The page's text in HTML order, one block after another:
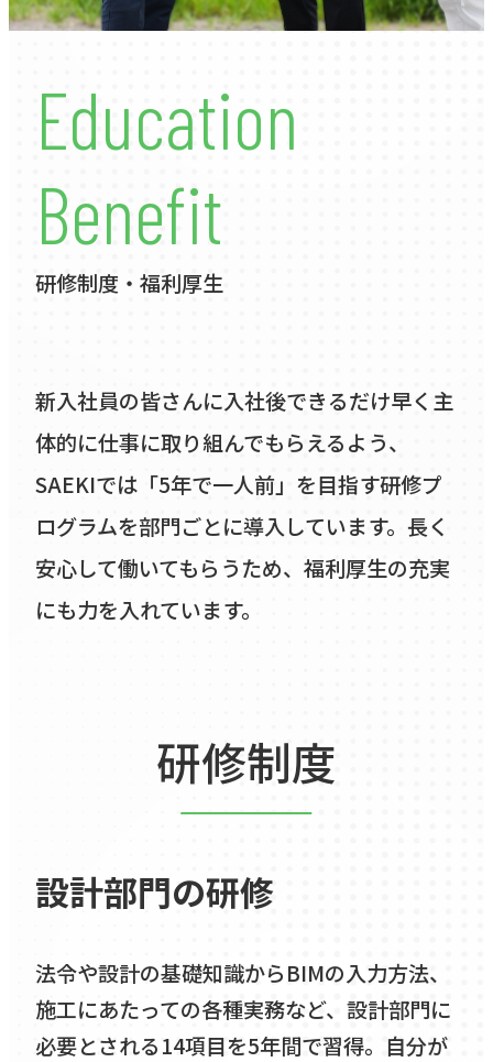
SAEKIの人
施工管理
Interview02
意匠設計
Interview03
Interview05
一般事務
SAEKIの環境
Education&
SAEKIの最新情報
Recruit
SAEKIの採用
エントリーはこちらから！
ENTRY
Education
Benefit
研修制度・福利厚生
新入社員の皆さんに入社後できるだけ早く主
体的に仕事に取り組んでもらえるよう、
SAEKIでは「5年で一人前」を目指す研修プ
ログラムを部門ごとに導入しています。長く
安心して働いてもらうため、福利厚生の充実
にも力を入れています。
研修制度
設計部門の研修
法令や設計の基礎知識からBIMの入力方法、
施工にあたっての各種実務など、設計部門に
必要とされる14項目を5年間で習得。自分が